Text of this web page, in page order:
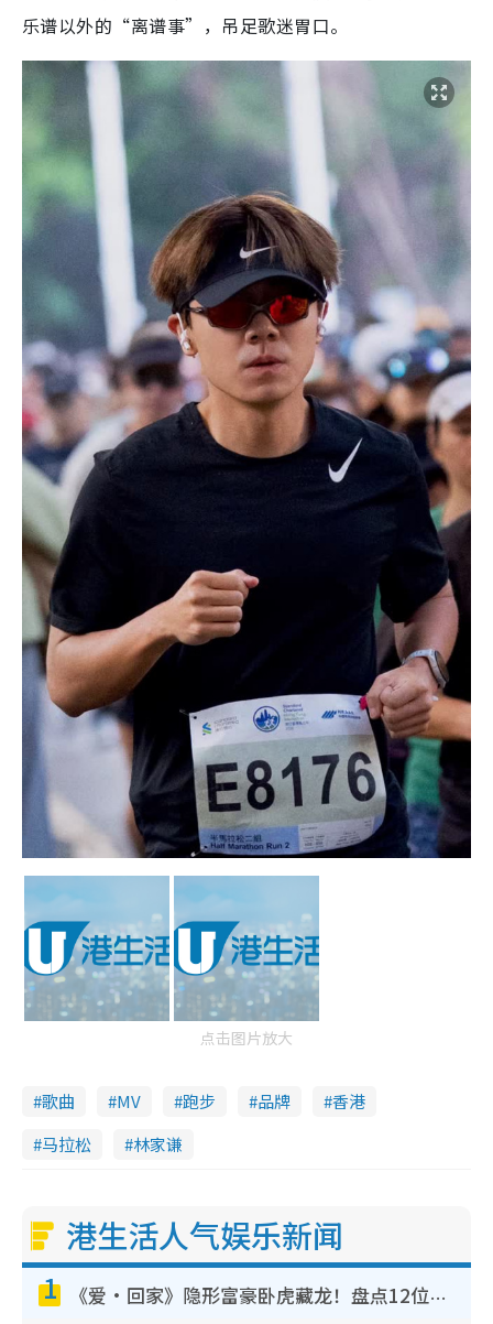
乐谱以外的“离谱事”，吊足歌迷胃口。
点击图片放大
歌曲 MV 跑步 品牌
香港
马拉松
林家谦
港生活人气娱乐新闻
1 《爱·回家》隐形富豪卧虎藏龙！盘点12位财气逼人的有钱艺人：这位美女3亿身家不愁做